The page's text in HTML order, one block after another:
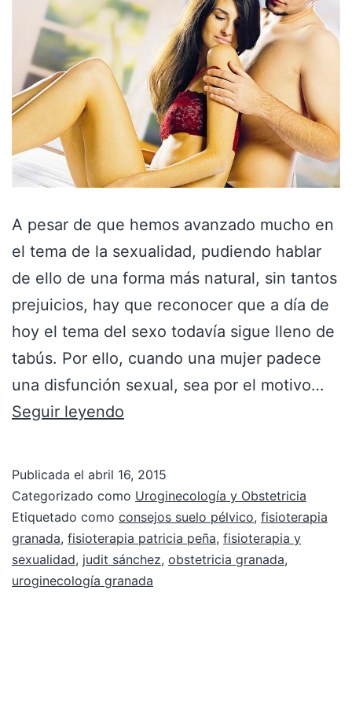
A pesar de que hemos avanzado mucho en
el tema de la sexualidad, pudiendo hablar
de ello de una forma más natural, sin tantos
prejuicios, hay que reconocer que a día de
hoy el tema del sexo todavía sigue lleno de
tabús. Por ello, cuando una mujer padece
una disfunción sexual, sea por el motivo…
Seguir leyendo
Publicada el abril 16, 2015
Categorizado como Uroginecología y Obstetricia
Etiquetado como consejos suelo pélvico, fisioterapia
granada, fisioterapia patricia peña, fisioterapia y
sexualidad, judit sánchez, obstetricia granada,
uroginecología granada